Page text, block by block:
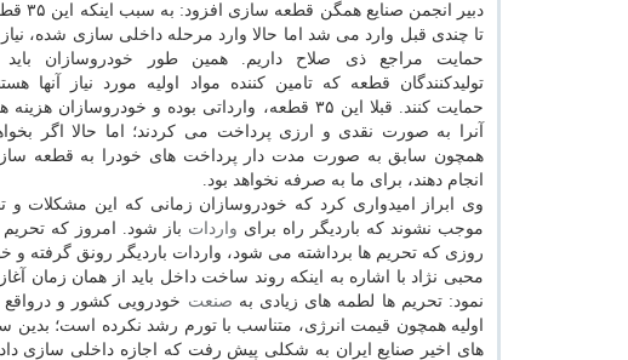
دبیر انجمن صنایع همگن قطعه سازی
تا چندی قبل وارد می شد اما حالا وارد مرحله داخلی سازی شده، نیاز
حمایت مراجع ذی صلاح داریم. همین طور خودروسازان باید
تولیدكنندگان قطعه كه تامین كننده مواد اولیه مورد نیاز آنها
حمایت كنند. قبلا این ۳۵ قطعه، وارداتی بوده و خودروسازان
آنرا به صورت نقدی و ارزی پرداخت می كردند؛ اما حالا اگر
همچون سابق به صورت مدت دار پرداخت های خودرا به قطعه
انجام دهند، برای ما به صرفه نخواهد بود.
وی ابراز امیدواری كرد كه خودروسازان زمانی كه این مشكلات و
موجب نشوند كه باردیگر راه برای واردات باز شود. امروز كه
روزی كه تحریم ها برداشته می شود، واردات باردیگر رونق گرفته و
محبی نژاد با اشاره به اینكه روند ساخت داخل باید از همان زمان
نمود: تحریم ها لطمه های زیادی به صنعت خودرویی كشور و درواقع
اولیه همچون قیمت انرژی، متناسب با تورم رشد نكرده است؛ بدین
های اخیر صنایع ایران به شكلی پیش رفت كه اجازه داخلی سازی